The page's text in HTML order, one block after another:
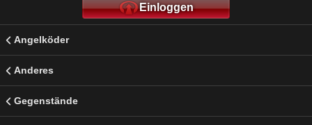
Einloggen
Angelköder
Anderes
Gegenstände